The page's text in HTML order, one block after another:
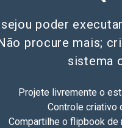
poder
procure mais;
sistema
Projete livremente o
Controle criativo
Compartilhe o flipbook